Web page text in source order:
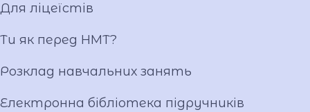
Фотогалерея
Відеогалерея
Вакансії
Публічна інформація
Для ліцеїстів
Ти як перед НМТ?
Розклад навчальних занять
Електронна бібліотека підручників